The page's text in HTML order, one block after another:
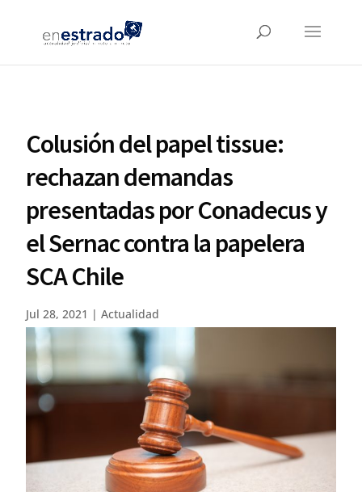
Colusión del papel tissue:
rechazan demandas
presentadas por Conadecus y
el Sernac contra la papelera
SCA Chile
Jul 28, 2021 |Actualidad